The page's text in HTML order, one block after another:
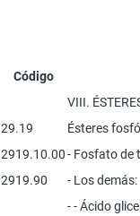
Código
VIII.
29.19
Ésteres
2919.10.00- Fosfato de
2919.90
- Los demás:
- - Ácido